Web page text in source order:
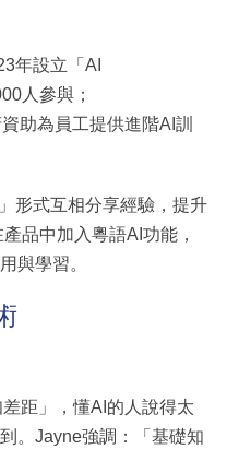
年設立「AI
人參與；
助為員工提供進階AI訓
形式互相分享經驗，提升
品中加入粵語AI功能，
與學習。
距」，懂AI的人說得太
。Jayne強調：「基礎知